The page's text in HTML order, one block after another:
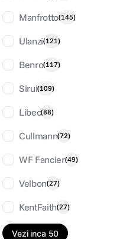
Manfrotto(145)
Ulanzi(121)
Benro(117)
Sirui(109)
Libec(88)
Cullmann(72)
WF Fancier(49)
Velbon(27)
KentFaith(27)
Vezi inca 50